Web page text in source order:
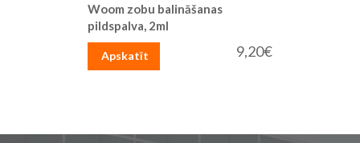
Woom zobu balināšanas
pildspalva, 2ml
9,20€
Apskatīt